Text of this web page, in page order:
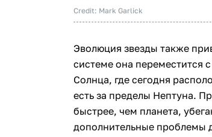
Credit: Mark Garlick
Эволюция звезды также
системе она переместится
Солнца, где сегодня
есть за пределы Нептуна.
быстрее, чем планета,
дополнительные проблемы